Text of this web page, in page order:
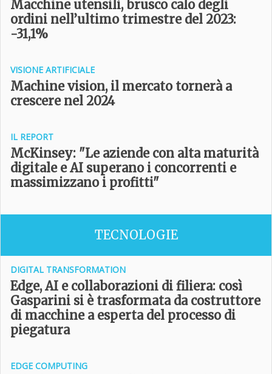
Macchine utensili, brusco calo degli
ordini nell’ultimo trimestre del 2023:
-31,1%
VISIONE ARTIFICIALE
Machine vision, il mercato tornerà a
crescere nel 2024
IL REPORT
McKinsey: "Le aziende con alta maturità
digitale e AI superano i concorrenti e
massimizzano i profitti"
TECNOLOGIE
DIGITAL TRANSFORMATION
Edge, AI e collaborazioni di filiera: così
Gasparini si è trasformata da costruttore
di macchine a esperta del processo di
piegatura
EDGE COMPUTING